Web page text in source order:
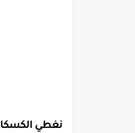
نغطي الكسكاس و نضعه